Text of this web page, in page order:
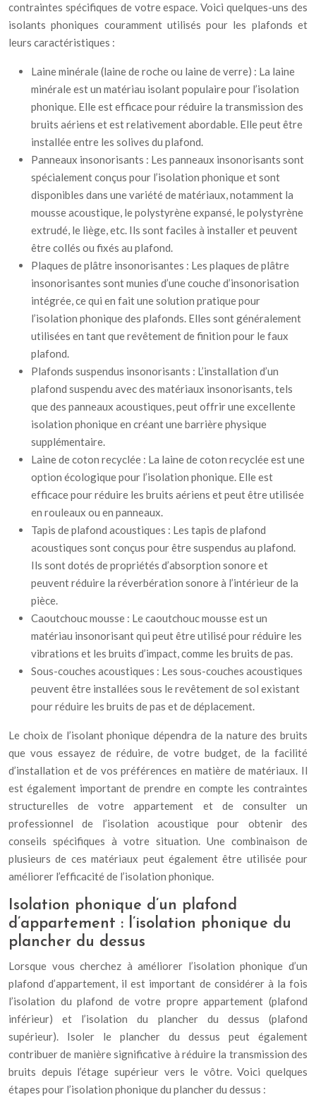
contraintes spécifiques de votre espace. Voici quelques-uns des
isolants phoniques couramment utilisés pour les plafonds et
leurs caractéristiques :
Laine minérale (laine de roche ou laine de verre) : La laine
minérale est un matériau isolant populaire pour l’isolation
phonique. Elle est efficace pour réduire la transmission des
bruits aériens et est relativement abordable. Elle peut être
installée entre les solives du plafond.
Panneaux insonorisants : Les panneaux insonorisants sont
spécialement conçus pour l’isolation phonique et sont
disponibles dans une variété de matériaux, notamment la
mousse acoustique, le polystyrène expansé, le polystyrène
extrudé, le liège, etc. Ils sont faciles à installer et peuvent
être collés ou fixés au plafond.
Plaques de plâtre insonorisantes : Les plaques de plâtre
insonorisantes sont munies d’une couche d’insonorisation
intégrée, ce qui en fait une solution pratique pour
l’isolation phonique des plafonds. Elles sont généralement
utilisées en tant que revêtement de finition pour le faux
plafond.
Plafonds suspendus insonorisants : L’installation d’un
plafond suspendu avec des matériaux insonorisants, tels
que des panneaux acoustiques, peut offrir une excellente
isolation phonique en créant une barrière physique
supplémentaire.
Laine de coton recyclée : La laine de coton recyclée est une
option écologique pour l’isolation phonique. Elle est
efficace pour réduire les bruits aériens et peut être utilisée
en rouleaux ou en panneaux.
Tapis de plafond acoustiques : Les tapis de plafond
acoustiques sont conçus pour être suspendus au plafond.
Ils sont dotés de propriétés d’absorption sonore et
peuvent réduire la réverbération sonore à l’intérieur de la
pièce.
Caoutchouc mousse : Le caoutchouc mousse est un
matériau insonorisant qui peut être utilisé pour réduire les
vibrations et les bruits d’impact, comme les bruits de pas.
Sous-couches acoustiques : Les sous-couches acoustiques
peuvent être installées sous le revêtement de sol existant
pour réduire les bruits de pas et de déplacement.
Le choix de l’isolant phonique dépendra de la nature des bruits
que vous essayez de réduire, de votre budget, de la facilité
d’installation et de vos préférences en matière de matériaux. Il
est également important de prendre en compte les contraintes
structurelles de votre appartement et de consulter un
professionnel de l’isolation acoustique pour obtenir des
conseils spécifiques à votre situation. Une combinaison de
plusieurs de ces matériaux peut également être utilisée pour
améliorer l’efficacité de l’isolation phonique.
Isolation phonique d’un plafond
d’appartement : l’isolation phonique du
plancher du dessus
Lorsque vous cherchez à améliorer l’isolation phonique d’un
plafond d’appartement, il est important de considérer à la fois
l’isolation du plafond de votre propre appartement (plafond
inférieur) et l’isolation du plancher du dessus (plafond
supérieur). Isoler le plancher du dessus peut également
contribuer de manière significative à réduire la transmission des
bruits depuis l’étage supérieur vers le vôtre. Voici quelques
étapes pour l’isolation phonique du plancher du dessus :